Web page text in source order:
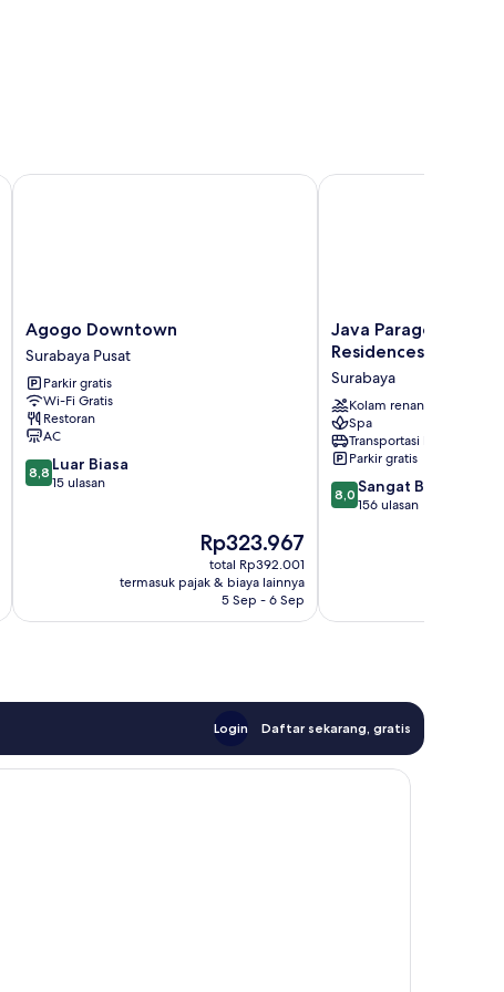
Agogo
Downtown
Surabaya
Pusat
Agogo Downtown
Surabaya Pusat
Parkir gratis
Wi-Fi Gratis
Restoran
AC
8.8
dari
8,8 Luar Biasa
15 ulasan
Harga
sekarang
Rp323.967
Rp323.967
total Rp392.001
termasuk pajak & biaya lainnya
5 Sep - 6 Sep
Agogo Downtown
Java
Paragon
and
Residences
Surabaya
Java Paragon Hotel
Residences
Surabaya
Kolam renang
Spa
Transportasi bandara
Parkir gratis
8.0
dari
8,0 Sangat Baik
156 ulasan
Java Paragon Hotel
Login Daftar sekarang, gratis